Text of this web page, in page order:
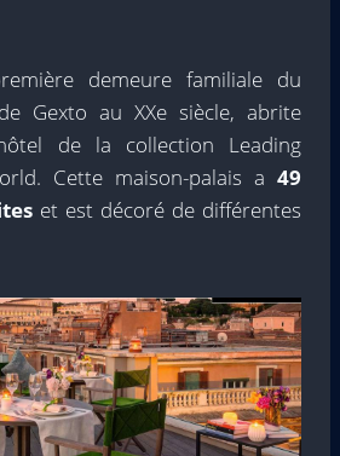
demeure familiale du
Gexto au XXe siècle, abrite
de la collection Leading
Cette maison-palais a 49
et est décoré de différentes